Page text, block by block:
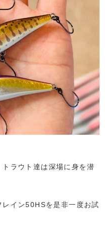
ラウト達は深場に身を潜
イン50HSを是非一度お試